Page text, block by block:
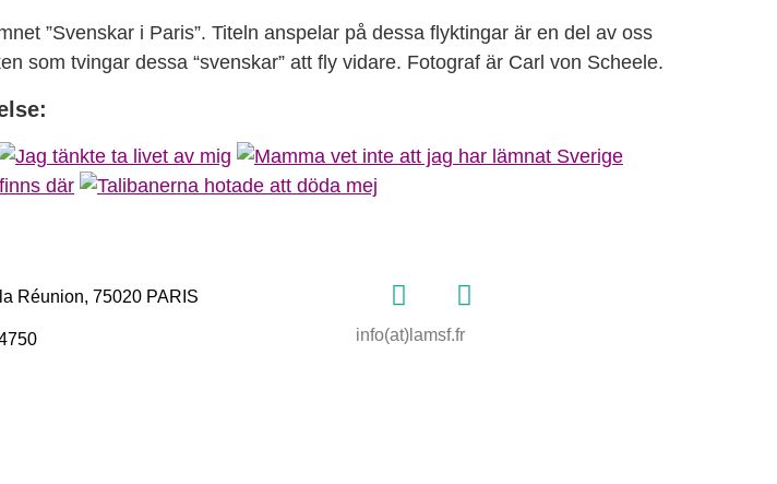
”Svenskar i Paris”. Titeln anspelar på dessa flyktingar är en del av oss
som tvingar dessa “svenskar” att fly vidare. Fotograf är Carl von Scheele.
Réunion, 75020 PARIS
info(at)lamsf.fr